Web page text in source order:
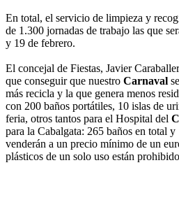
En total, el servicio de limpieza y
de 1.300 jornadas de trabajo las que
y 19 de febrero.
El concejal de Fiestas, Javier
que conseguir que nuestro Carnaval
más recicla y la que genera menos
con 200 baños portátiles, 10 islas de
feria, otros tantos para el Hospital del
para la Cabalgata: 265 baños en total y
venderán a un precio mínimo de un
plásticos de un solo uso están